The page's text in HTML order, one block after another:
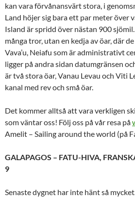
kan vara förvånansvärt stora, i
Land höjer sig bara ett par meter över
Island är spridd över nästan 900
många tror, utan en kedja av öar, där
Vava’u, Neiafu som är administrativt
ligger på andra sidan datumgränsen
är två stora öar, Vanau Levau och Viti
kanal med rev och små öar.
Det kommer alltså att vara verkligen
som väntar oss! Följ oss på vår resa på
Amelit – Sailing around the world (på
GALAPAGOS – FATU-HIVA,
9
Senaste dygnet har inte hänt så